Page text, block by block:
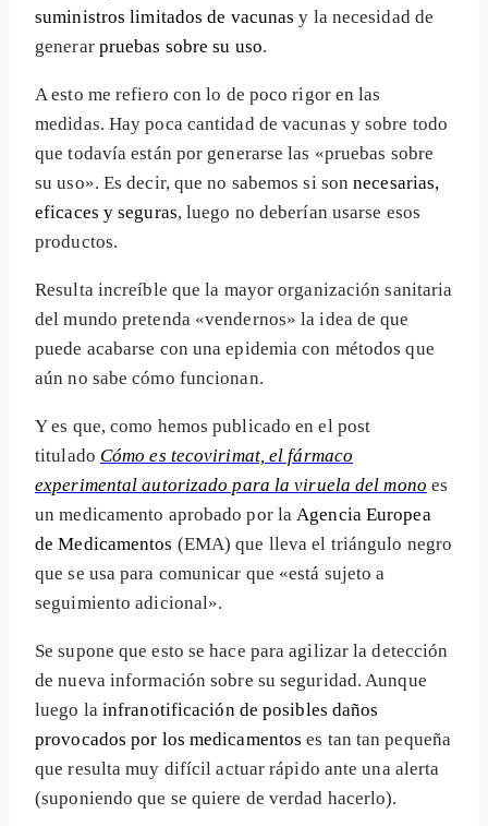
suministros limitados de vacunas y la necesidad de
generar pruebas sobre su uso.
A esto me refiero con lo de poco rigor en las
medidas. Hay poca cantidad de vacunas y sobre todo
que todavía están por generarse las «pruebas sobre
su uso». Es decir, que no sabemos si sonnecesarias,
eficaces y seguras, luego no deberían usarse esos
productos.
Resulta increíble que la mayor organización sanitaria
del mundo pretenda «vendernos» la idea de que
puede acabarse con una epidemia con métodos que
aún no sabe cómo funcionan.
Y es que, como hemos publicado en el post
titulado Cómo es tecovirimat, el fármaco
experimental autorizado para la viruela del mono es
un medicamento aprobado por laAgencia Europea
de Medicamentos (EMA) que lleva el triángulo negro
que se usa para comunicar que «está sujeto a
seguimiento adicional».
Se supone que esto se hace para agilizar la detección
de nueva información sobre su seguridad. Aunque
luego la infranotificación de posibles daños
provocados por los medicamentos es tan tan pequeña
que resulta muy difícil actuar rápido ante una alerta
(suponiendo que se quiere de verdad hacerlo).